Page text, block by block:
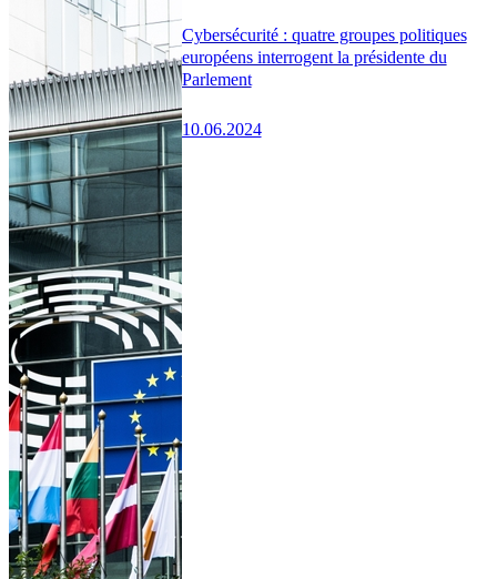
Cybersécurité : quatre groupes politiques
européens interrogent la présidente du
Parlement
10.06.2024